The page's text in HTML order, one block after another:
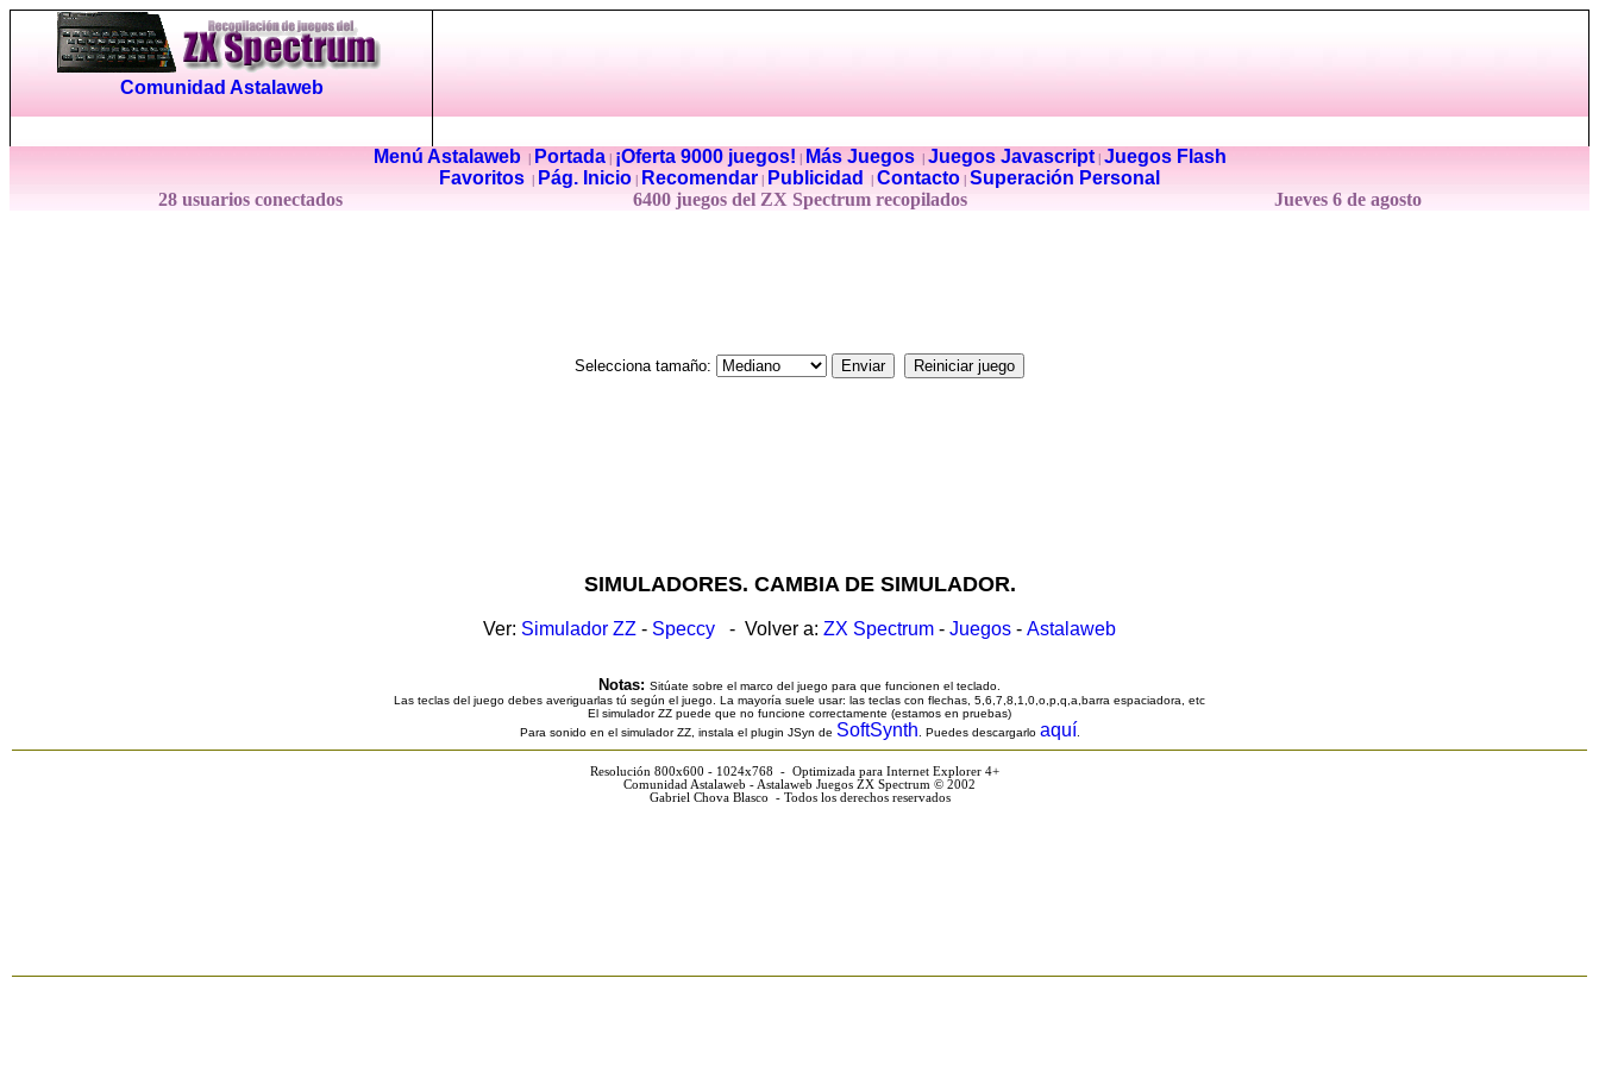
Comunidad Astalaweb
Menú Astalaweb| Portada| ¡Oferta 9000 juegos! Más Juegos| Juegos Javascript| Juegos Flash
Favoritos
Pág. Inicio Recomendar Publicidad Contacto Superación Personal
28 usuarios conectados
6400 juegos del ZX Spectrum recopilados Jueves 6 de agosto
Selecciona tamaño:
SIMULADORES. CAMBIA DE SIMULADOR.
Ver: Simulador ZZ - Speccy - Volver a: ZX Spectrum - Juegos - Astalaweb
Notas: Sitúate sobre el marco del juego para que funcionen el teclado.
Las teclas del juego debes averiguarlas tú según el juego. La mayoría suele usar: las teclas con flechas, 5,6,7,8,1,0,o,p,q,a,barra espaciadora, etc
El simulador ZZ puede que no funcione correctamente (estamos en pruebas)
Para sonido en el simulador ZZ, instala el plugin JSyn de SoftSynth . Puedes descargarlo aquí
Resolución 800x600 - 1024x768 - Optimizada para Internet Explorer 4+
Comunidad Astalaweb - Astalaweb Juegos ZX Spectrum © 2002
Gabriel Chova Blasco - Todos los derechos reservados